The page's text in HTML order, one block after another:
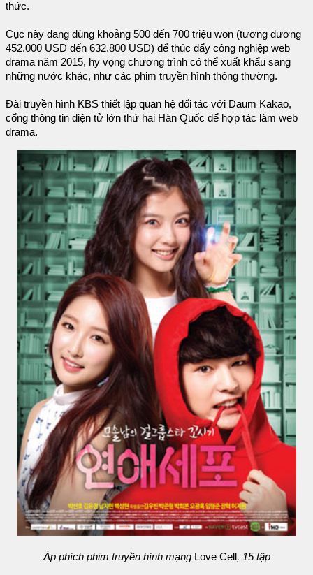
thức.
Cục này đang dùng khoảng 500 đến 700 triệu won (tương đương
452.000 USD đến 632.800 USD) để thúc đẩy công nghiệp web
drama năm 2015, hy vọng chương trình có thể xuất khẩu sang
những nước khác, như các phim truyền hình thông thường.
Đài truyền hình KBS thiết lập quan hệ đối tác với Daum Kakao,
cổng thông tin điện tử lớn thứ hai Hàn Quốc để hợp tác làm web
drama.
Áp phích phim truyền hình mạngLove Cell , 15 tập